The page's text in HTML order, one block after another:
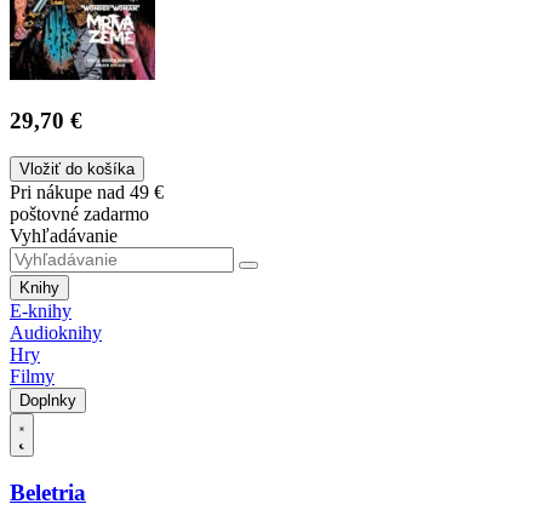
29,70 €
Vložiť do košíka
Pri nákupe nad 49 €
poštovné zadarmo
Vyhľadávanie
Knihy
E-knihy
Audioknihy
Hry
Filmy
Doplnky
Beletria